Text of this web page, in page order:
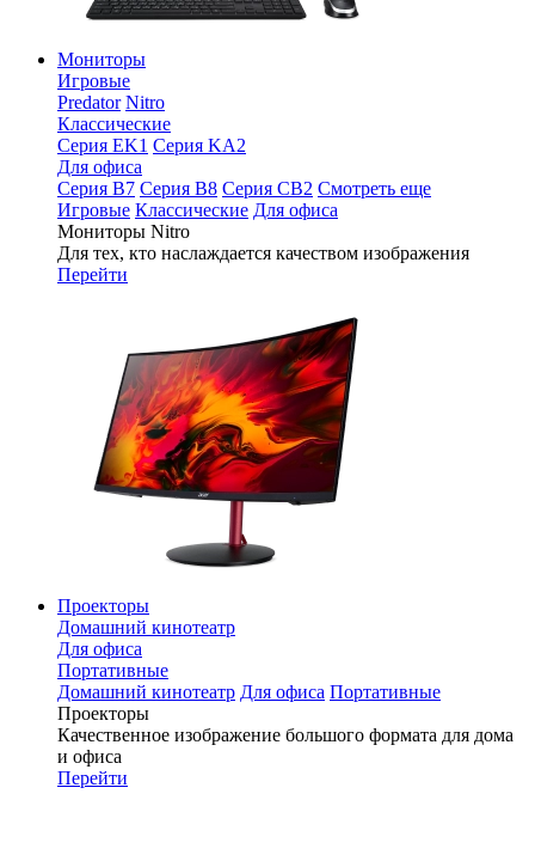
Мониторы
Игровые
Predator Nitro
Классические
Серия EK1 Серия KA2
Для офиса
Серия B7 Серия B8 Серия CB2 Смотреть еще
Игровые Классические Для офиса
Мониторы Nitro
Для тех, кто наслаждается качеством изображения
Перейти
Проекторы
Домашний кинотеатр
Для офиса
Портативные
Домашний кинотеатр Для офиса Портативные
Проекторы
Качественное изображение большого формата для дома
и офиса
Перейти